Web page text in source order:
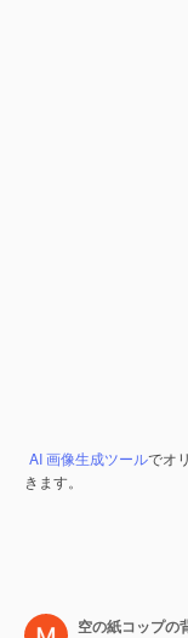
AI 画像生成ツールでオ
きます。
空の紙コップの